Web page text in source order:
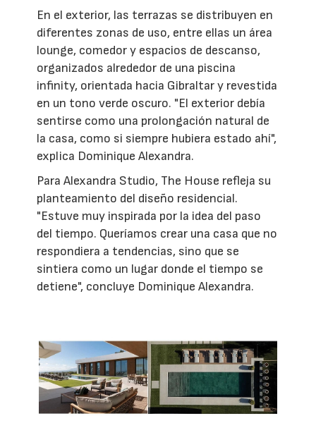
En el exterior, las terrazas se distribuyen en
diferentes zonas de uso, entre ellas un área
lounge, comedor y espacios de descanso,
organizados alrededor de una piscina
infinity, orientada hacia Gibraltar y revestida
en un tono verde oscuro. "El exterior debía
sentirse como una prolongación natural de
la casa, como si siempre hubiera estado ahí",
explica Dominique Alexandra.
Para Alexandra Studio, The House refleja su
planteamiento del diseño residencial.
"Estuve muy inspirada por la idea del paso
del tiempo. Queríamos crear una casa que no
respondiera a tendencias, sino que se
sintiera como un lugar donde el tiempo se
detiene", concluye Dominique Alexandra.